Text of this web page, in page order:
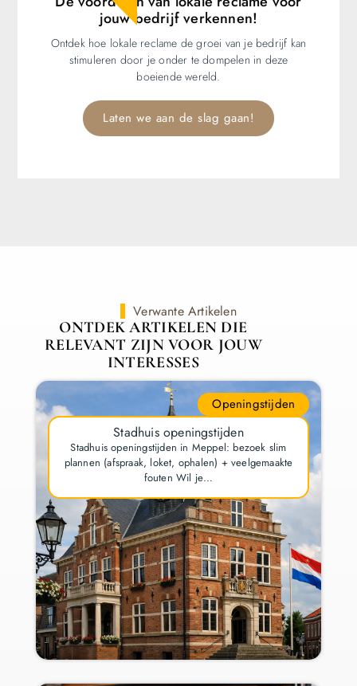
jouw bedrijf verkennen!
Ontdek hoe lokale reclame de groei van je bedrijf kan
stimuleren door je onder te dompelen in deze
boeiende wereld.
Laten we aan de slag gaan!
Verwante Artikelen
ONTDEK ARTIKELEN DIE
RELEVANT ZIJN VOOR JOUW
INTERESSES
Openingstijden
Stadhuis openingstijden
Stadhuis openingstijden in Meppel: bezoek slim
plannen (afspraak, loket, ophalen) + veelgemaakte
fouten Wil je…